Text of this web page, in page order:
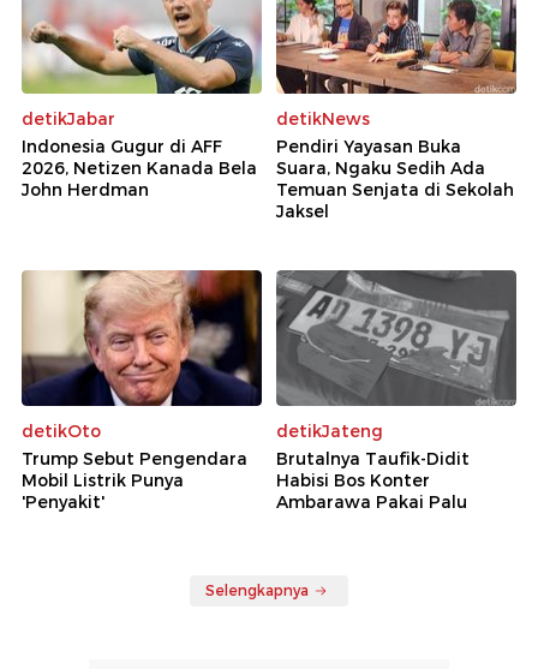
detikJabar
Indonesia Gugur di AFF
2026, Netizen Kanada Bela
John Herdman
detikNews
Pendiri Yayasan Buka
Suara, Ngaku Sedih Ada
Temuan Senjata di Sekolah
Jaksel
detikOto
Trump Sebut Pengendara
Mobil Listrik Punya
'Penyakit'
detikJateng
Brutalnya Taufik-Didit
Habisi Bos Konter
Ambarawa Pakai Palu
Selengkapnya